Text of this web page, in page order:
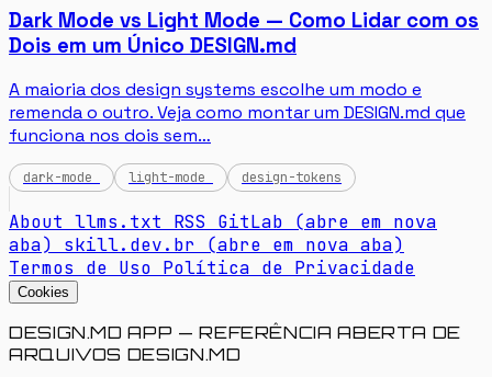
Dark Mode vs Light Mode — Como Lidar com os
Dois em um Único DESIGN.md
A maioria dos design systems escolhe um modo e
remenda o outro. Veja como montar um DESIGN.md que
funciona nos dois sem…
dark-mode light-mode design-tokens
About llms.txt RSS GitLab (abre em nova
aba)
skill.dev.br (abre em nova aba)
Termos de Uso Política de Privacidade
Cookies
DESIGN.MD APP — REFERÊNCIA ABERTA DE
ARQUIVOS DESIGN.MD